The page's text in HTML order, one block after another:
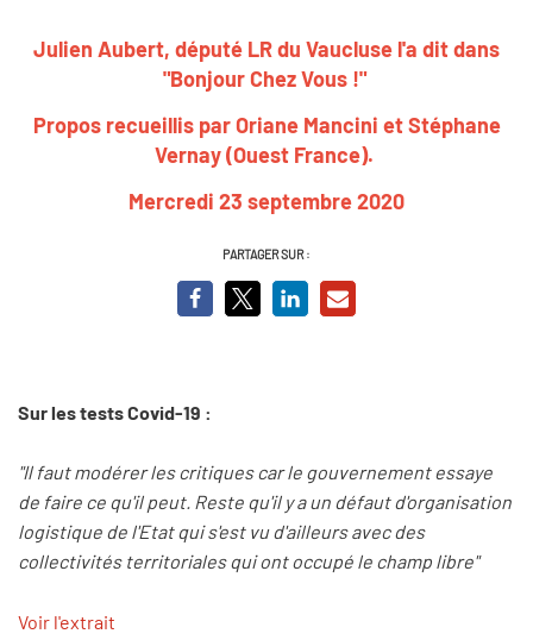
Julien Aubert, député LR du Vaucluse l'a dit dans
"Bonjour Chez Vous !"
Propos recueillis par Oriane Mancini et Stéphane
Vernay (Ouest France).
Mercredi 23 septembre 2020
PARTAGER SUR :
Sur les tests Covid-19 :
"Il faut modérer les critiques car le gouvernement essaye
de faire ce qu'il peut. Reste qu'il y a un défaut d'organisation
logistique de l'Etat qui s'est vu d'ailleurs avec des
collectivités territoriales qui ont occupé le champ libre"
Voir l'extrait